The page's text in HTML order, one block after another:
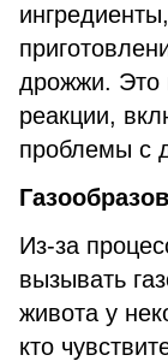
дрожжи. Это
реакции,
проблемы с
Из-за
вызывать
живота у
кто